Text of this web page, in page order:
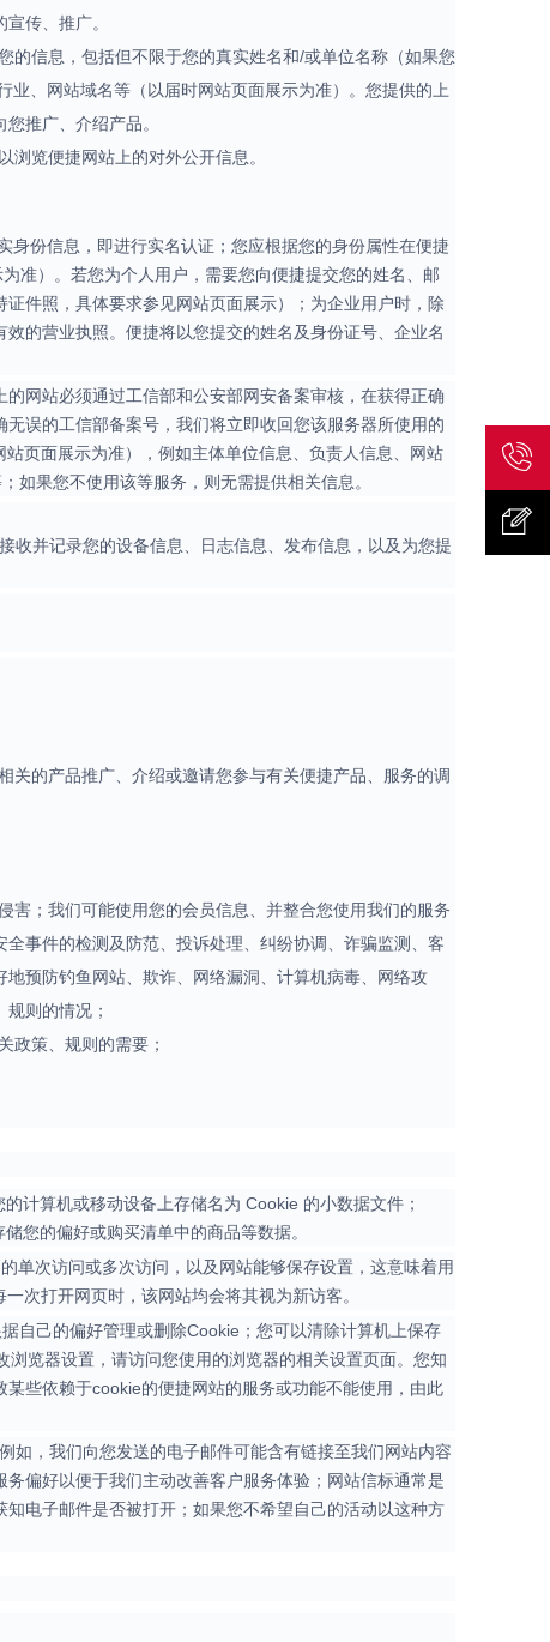
传、推广。
的信息，包括但不限于您的真实姓名和/或单位名称（如果您
、网站域名等（以届时网站页面展示为准）。您提供的上
推广、介绍产品。
览便捷网站上的对外公开信息。
份信息，即进行实名认证；您应根据您的身份属性在便捷
准）。若您为个人用户，需要您向便捷提交您的姓名、邮
件照，具体要求参见网站页面展示）；为企业用户时，除
的营业执照。便捷将以您提交的姓名及身份证号、企业名
网站必须通过工信部和公安部网安备案审核，在获得正确
误的工信部备案号，我们将立即收回您该服务器所使用的
页面展示为准），例如主体单位信息、负责人信息、网站
如果您不使用该等服务，则无需提供相关信息。
收并记录您的设备信息、日志信息、发布信息，以及为您提
关的产品推广、介绍或邀请您参与有关便捷产品、服务的调
害；我们可能使用您的会员信息、并整合您使用我们的服务
事件的检测及防范、投诉处理、纠纷协调、诈骗监测、客
预防钓鱼网站、欺诈、网络漏洞、计算机病毒、网络攻
则的情况；
政策、规则的需要；
计算机或移动设备上存储名为 Cookie 的小数据文件；
您的偏好或购买清单中的商品等数据。
单次访问或多次访问，以及网站能够保存设置，这意味着用
次打开网页时，该网站均会将其视为新访客。
自己的偏好管理或删除Cookie；您可以清除计算机上保存
览器设置，请访问您使用的浏览器的相关设置页面。您知
些依赖于cookie的便捷网站的服务或功能不能使用，由此
如，我们向您发送的电子邮件可能含有链接至我们网站内容
偏好以便于我们主动改善客户服务体验；网站信标通常是
电子邮件是否被打开；如果您不希望自己的活动以这种方
联系我